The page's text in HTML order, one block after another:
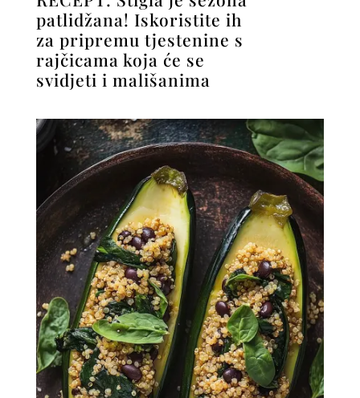
patlidžana! Iskoristite ih
za pripremu tjestenine s
rajčicama koja će se
svidjeti i mališanima